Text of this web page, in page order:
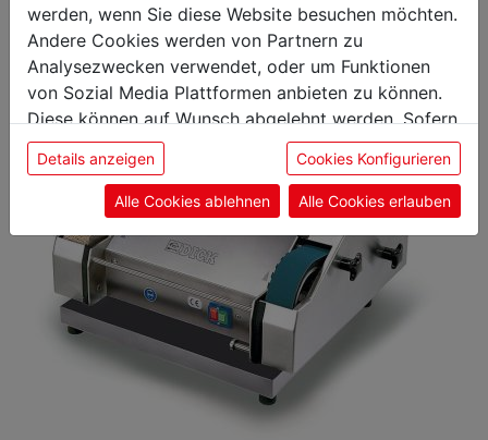
werden, wenn Sie diese Website besuchen möchten.
Andere Cookies werden von Partnern zu
Analysezwecken verwendet, oder um Funktionen
von Sozial Media Plattformen anbieten zu können.
Diese können auf Wunsch abgelehnt werden. Sofern
sie unsere Webseite weiter nutzen, geben Sie
Einwilligung zu unseren Cookies.
Details anzeigen Cookies Konfigurieren
Alle Cookies ablehnen Alle Cookies erlauben